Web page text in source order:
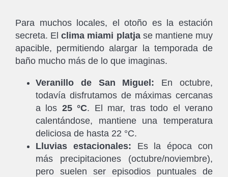
Para muchos locales, el otoño es la estación
secreta. Elclima miami platjase mantiene muy
apacible, permitiendo alargar la temporada de
baño mucho más de lo que imaginas.
Veranillo de San Miguel: En octubre,
todavía disfrutamos de máximas cercanas
a los 25 °C. El mar, tras todo el verano
calentándose, mantiene una temperatura
deliciosa de hasta 22 °C.
Lluvias estacionales: Es la época con
más precipitaciones (octubre/noviembre),
pero suelen ser episodios puntuales de